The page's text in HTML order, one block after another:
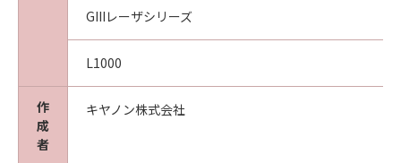
GIIIレーザシリーズ
L1000
作
成
者
キヤノン株式会社